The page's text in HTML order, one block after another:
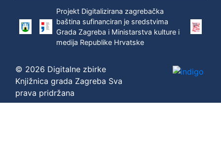
Projekt Digitalizirana zagrebačka
baština sufinanciran je sredstvima
Grada Zagreba i Ministarstva kulture i
medija Republike Hrvatske
© 2026 Digitalne zbirke
Knjižnica grada Zagreba Sva
prava pridržana